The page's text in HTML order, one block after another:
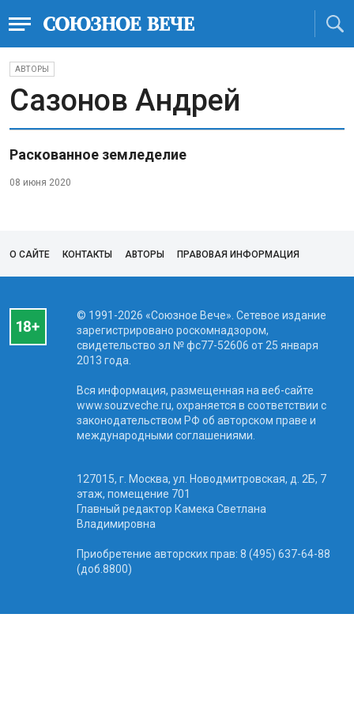
АВТОРЫ
Сазонов Андрей
Раскованное земледелие
08 июня 2020
О САЙТЕ КОНТАКТЫ АВТОРЫ ПРАВОВАЯ ИНФОРМАЦИЯ
© 1991-2026 «Союзное Вече». Сетевое издание
зарегистрировано роскомнадзором,
свидетельство эл № фc77-52606 от 25 января
2013 года.
Вся информация, размещенная на веб-сайте
www.souzveche.ru, охраняется в соответствии с
законодательством РФ об авторском праве и
международными соглашениями.
127015, г. Москва, ул. Новодмитровская, д. 2Б, 7
этаж, помещение 701
Главный редактор Камека Светлана
Владимировна
Приобретение авторских прав: 8 (495) 637-64-88
(доб.8800)